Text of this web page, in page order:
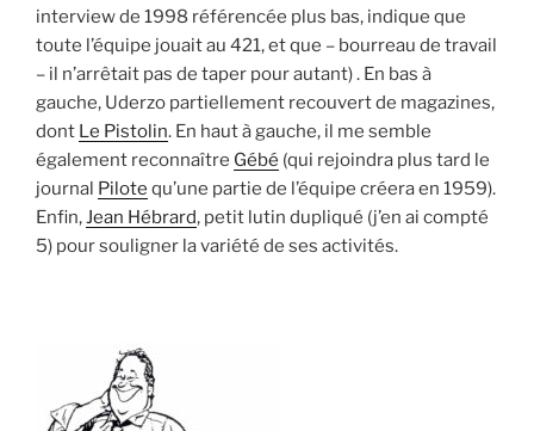
interview de 1998 référencée plus bas, indique que
toute l’équipe jouait au 421, et que – bourreau de travail
– il n’arrêtait pas de taper pour autant) . En bas à
gauche, Uderzo partiellement recouvert de magazines,
dont Le Pistolin. En haut à gauche, il me semble
également reconnaître Gébé (qui rejoindra plus tard le
journal Pilote qu’une partie de l’équipe créera en 1959).
Enfin,Jean Hébrard, petit lutin dupliqué (j’en ai compté
5) pour souligner la variété de ses activités.